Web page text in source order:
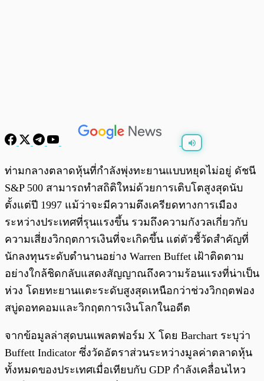
0:00 / 0:00
ท่ามกลางตลาดหุ้นที่กำลังพุ่งทะยานแบบหยุดไม่อยู่ ดัชนี
S&P 500 สามารถทำสถิติใหม่ด้วยการเติบโตสูงสุดนับ
ตั้งแต่ปี 1997 แม้ว่าจะมีความตึงเครียดทางการเมือง
ระหว่างประเทศที่รุนแรงขึ้น รวมถึงความกังวลเกี่ยวกับ
ความเสี่ยงวิกฤตการเงินที่จะเกิดขึ้น แต่ตัวชี้วัดสำคัญที่
นักลงทุนระดับตำนานอย่าง Warren Buffet เฝ้าติดตาม
อย่างใกล้ชิดกลับแสดงสัญญาณถึงความร้อนแรงที่น่าเป็น
ห่วง โดยทะยานแตะระดับสูงสุดเหนือกว่าช่วงวิกฤตฟอง
สบู่ดอทคอมและวิกฤตการเงินโลกในอดีต
จากข้อมูลล่าสุดบนแพลตฟอร์ม X โดย Barchart ระบุว่า
Buffett Indicator ซึ่งวัดอัตราส่วนระหว่างมูลค่าตลาดหุ้น
ทั้งหมดของประเทศเมื่อเทียบกับ GDP กำลังเคลื่อนไหว